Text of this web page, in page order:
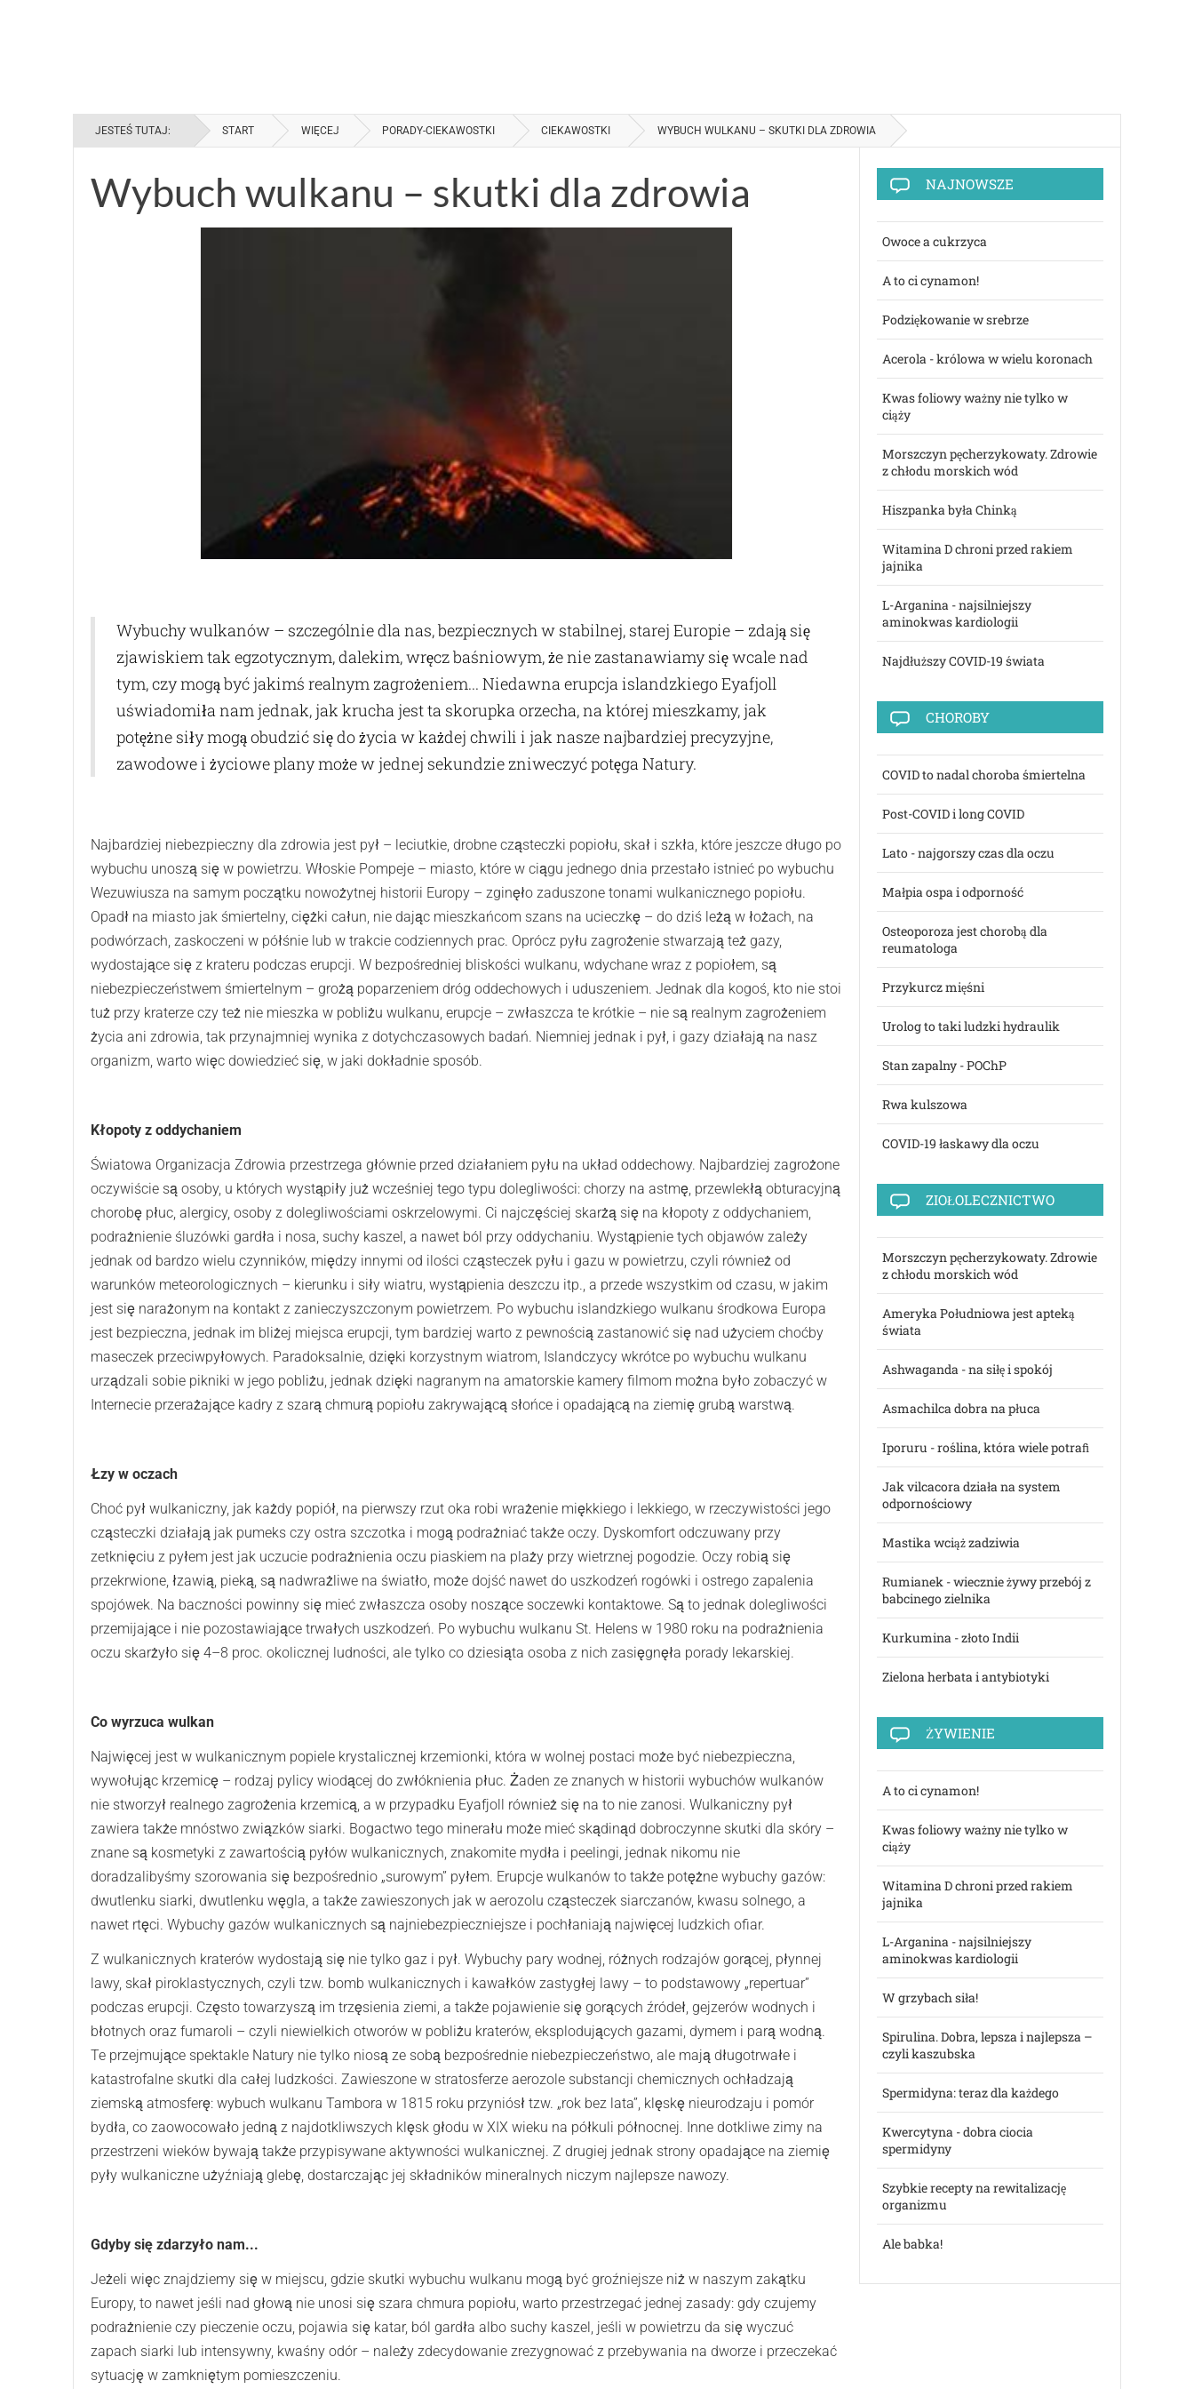
JESTEŚ TUTAJ: START WIĘCEJ PORADY-CIEKAWOSTKI CIEKAWOSTKI WYBUCH WULKANU – SKUTKI DLA ZDROWIA
Wybuch wulkanu – skutki dla zdrowia
Wybuchy wulkanów – szczególnie dla nas, bezpiecznych w stabilnej, starej Europie – zdają się
zjawiskiem tak egzotycznym, dalekim, wręcz baśniowym, że nie zastanawiamy się wcale nad
tym, czy mogą być jakimś realnym zagrożeniem... Niedawna erupcja islandzkiego Eyafjoll
uświadomiła nam jednak, jak krucha jest ta skorupka orzecha, na której mieszkamy, jak
potężne siły mogą obudzić się do życia w każdej chwili i jak nasze najbardziej precyzyjne,
zawodowe i życiowe plany może w jednej sekundzie zniweczyć potęga Natury.
Najbardziej niebezpieczny dla zdrowia jest pył – leciutkie, drobne cząsteczki popiołu, skał i szkła, które jeszcze długo po
wybuchu unoszą się w powietrzu. Włoskie Pompeje – miasto, które w ciągu jednego dnia przestało istnieć po wybuchu
Wezuwiusza na samym początku nowożytnej historii Europy – zginęło zaduszone tonami wulkanicznego popiołu.
Opadł na miasto jak śmiertelny, ciężki całun, nie dając mieszkańcom szans na ucieczkę – do dziś leżą w łożach, na
podwórzach, zaskoczeni w półśnie lub w trakcie codziennych prac. Oprócz pyłu zagrożenie stwarzają też gazy,
wydostające się z krateru podczas erupcji. W bezpośredniej bliskości wulkanu, wdychane wraz z popiołem, są
niebezpieczeństwem śmiertelnym – grożą poparzeniem dróg oddechowych i uduszeniem. Jednak dla kogoś, kto nie stoi
tuż przy kraterze czy też nie mieszka w pobliżu wulkanu, erupcje – zwłaszcza te krótkie – nie są realnym zagrożeniem
życia ani zdrowia, tak przynajmniej wynika z dotychczasowych badań. Niemniej jednak i pył, i gazy działają na nasz
organizm, warto więc dowiedzieć się, w jaki dokładnie sposób.
Kłopoty z oddychaniem
Światowa Organizacja Zdrowia przestrzega głównie przed działaniem pyłu na układ oddechowy. Najbardziej zagrożone
oczywiście są osoby, u których wystąpiły już wcześniej tego typu dolegliwości: chorzy na astmę, przewlekłą obturacyjną
chorobę płuc, alergicy, osoby z dolegliwościami oskrzelowymi. Ci najczęściej skarżą się na kłopoty z oddychaniem,
podrażnienie śluzówki gardła i nosa, suchy kaszel, a nawet ból przy oddychaniu. Wystąpienie tych objawów zależy
jednak od bardzo wielu czynników, między innymi od ilości cząsteczek pyłu i gazu w powietrzu, czyli również od
warunków meteorologicznych – kierunku i siły wiatru, wystąpienia deszczu itp., a przede wszystkim od czasu, w jakim
jest się narażonym na kontakt z zanieczyszczonym powietrzem. Po wybuchu islandzkiego wulkanu środkowa Europa
jest bezpieczna, jednak im bliżej miejsca erupcji, tym bardziej warto z pewnością zastanowić się nad użyciem choćby
maseczek przeciwpyłowych. Paradoksalnie, dzięki korzystnym wiatrom, Islandczycy wkrótce po wybuchu wulkanu
urządzali sobie pikniki w jego pobliżu, jednak dzięki nagranym na amatorskie kamery filmom można było zobaczyć w
Internecie przerażające kadry z szarą chmurą popiołu zakrywającą słońce i opadającą na ziemię grubą warstwą.
Łzy w oczach
Choć pył wulkaniczny, jak każdy popiół, na pierwszy rzut oka robi wrażenie miękkiego i lekkiego, w rzeczywistości jego
cząsteczki działają jak pumeks czy ostra szczotka i mogą podrażniać także oczy. Dyskomfort odczuwany przy
zetknięciu z pyłem jest jak uczucie podrażnienia oczu piaskiem na plaży przy wietrznej pogodzie. Oczy robią się
przekrwione, łzawią, pieką, są nadwrażliwe na światło, może dojść nawet do uszkodzeń rogówki i ostrego zapalenia
spojówek. Na baczności powinny się mieć zwłaszcza osoby noszące soczewki kontaktowe. Są to jednak dolegliwości
przemijające i nie pozostawiające trwałych uszkodzeń. Po wybuchu wulkanu St. Helens w 1980 roku na podrażnienia
oczu skarżyło się 4–8 proc. okolicznej ludności, ale tylko co dziesiąta osoba z nich zasięgnęła porady lekarskiej.
Co wyrzuca wulkan
Najwięcej jest w wulkanicznym popiele krystalicznej krzemionki, która w wolnej postaci może być niebezpieczna,
wywołując krzemicę – rodzaj pylicy wiodącej do zwłóknienia płuc. Żaden ze znanych w historii wybuchów wulkanów
nie stworzył realnego zagrożenia krzemicą, a w przypadku Eyafjoll również się na to nie zanosi. Wulkaniczny pył
zawiera także mnóstwo związków siarki. Bogactwo tego minerału może mieć skądinąd dobroczynne skutki dla skóry –
znane są kosmetyki z zawartością pyłów wulkanicznych, znakomite mydła i peelingi, jednak nikomu nie
doradzalibyśmy szorowania się bezpośrednio „surowym” pyłem. Erupcje wulkanów to także potężne wybuchy gazów:
dwutlenku siarki, dwutlenku węgla, a także zawieszonych jak w aerozolu cząsteczek siarczanów, kwasu solnego, a
nawet rtęci. Wybuchy gazów wulkanicznych są najniebezpieczniejsze i pochłaniają najwięcej ludzkich ofiar.
Z wulkanicznych kraterów wydostają się nie tylko gaz i pył. Wybuchy pary wodnej, różnych rodzajów gorącej, płynnej
lawy, skał piroklastycznych, czyli tzw. bomb wulkanicznych i kawałków zastygłej lawy – to podstawowy „repertuar”
podczas erupcji. Często towarzyszą im trzęsienia ziemi, a także pojawienie się gorących źródeł, gejzerów wodnych i
błotnych oraz fumaroli – czyli niewielkich otworów w pobliżu kraterów, eksplodujących gazami, dymem i parą wodną.
Te przejmujące spektakle Natury nie tylko niosą ze sobą bezpośrednie niebezpieczeństwo, ale mają długotrwałe i
katastrofalne skutki dla całej ludzkości. Zawieszone w stratosferze aerozole substancji chemicznych ochładzają
ziemską atmosferę: wybuch wulkanu Tambora w 1815 roku przyniósł tzw. „rok bez lata”, klęskę nieurodzaju i pomór
bydła, co zaowocowało jedną z najdotkliwszych klęsk głodu w XIX wieku na półkuli północnej. Inne dotkliwe zimy na
przestrzeni wieków bywają także przypisywane aktywności wulkanicznej. Z drugiej jednak strony opadające na ziemię
pyły wulkaniczne użyźniają glebę, dostarczając jej składników mineralnych niczym najlepsze nawozy.
Gdyby się zdarzyło nam...
Jeżeli więc znajdziemy się w miejscu, gdzie skutki wybuchu wulkanu mogą być groźniejsze niż w naszym zakątku
Europy, to nawet jeśli nad głową nie unosi się szara chmura popiołu, warto przestrzegać jednej zasady: gdy czujemy
podrażnienie czy pieczenie oczu, pojawia się katar, ból gardła albo suchy kaszel, jeśli w powietrzu da się wyczuć
zapach siarki lub intensywny, kwaśny odór – należy zdecydowanie zrezygnować z przebywania na dworze i przeczekać
sytuację w zamkniętym pomieszczeniu.
NAJNOWSZE
Owoce a cukrzyca
A to ci cynamon!
Podziękowanie w srebrze
Acerola - królowa w wielu koronach
Kwas foliowy ważny nie tylko w
ciąży
Morszczyn pęcherzykowaty. Zdrowie
z chłodu morskich wód
Hiszpanka była Chinką
Witamina D chroni przed rakiem
jajnika
L-Arganina - najsilniejszy
aminokwas kardiologii
Najdłuższy COVID-19 świata
CHOROBY
COVID to nadal choroba śmiertelna
Post-COVID i long COVID
Lato - najgorszy czas dla oczu
Małpia ospa i odporność
Osteoporoza jest chorobą dla
reumatologa
Przykurcz mięśni
Urolog to taki ludzki hydraulik
Stan zapalny - POChP
Rwa kulszowa
COVID-19 łaskawy dla oczu
ZIOŁOLECZNICTWO
Morszczyn pęcherzykowaty. Zdrowie
z chłodu morskich wód
Ameryka Południowa jest apteką
świata
Ashwaganda - na siłę i spokój
Asmachilca dobra na płuca
Iporuru - roślina, która wiele potraﬁ
Jak vilcacora działa na system
odpornościowy
Mastika wciąż zadziwia
Rumianek - wiecznie żywy przebój z
babcinego zielnika
Kurkumina - złoto Indii
Zielona herbata i antybiotyki
ŻYWIENIE
A to ci cynamon!
Kwas foliowy ważny nie tylko w
ciąży
Witamina D chroni przed rakiem
jajnika
L-Arganina - najsilniejszy
aminokwas kardiologii
W grzybach siła!
Spirulina. Dobra, lepsza i najlepsza –
czyli kaszubska
Spermidyna: teraz dla każdego
Kwercytyna - dobra ciocia
spermidyny
Szybkie recepty na rewitalizację
organizmu
Ale babka!